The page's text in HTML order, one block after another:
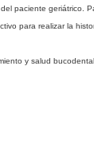
paciente geriátrico.
para realizar la
y salud